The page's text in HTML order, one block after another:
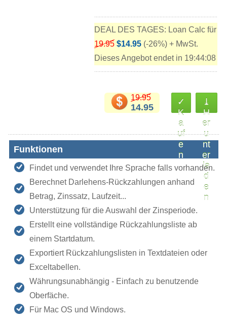
DEAL DES TAGES: Loan Calc für
19.95 $14.95(-26%) + MwSt.
Dieses Angebot endet in 19:44:08
19.95
14.95
✓
K
a
uf
e
n
⤓
H
er
u
nt
er
la
d
e
n
Funktionen
Findet und verwendet Ihre Sprache falls vorhanden.
Berechnet Darlehens-Rückzahlungen anhand
Betrag, Zinssatz, Laufzeit...
Unterstützung für die Auswahl der Zinsperiode.
Erstellt eine vollständige Rückzahlungsliste ab
einem Startdatum.
Exportiert Rückzahlungslisten in Textdateien oder
Exceltabellen.
Währungsunabhängig - Einfach zu benutzende
Oberfäche.
Für Mac OS und Windows.